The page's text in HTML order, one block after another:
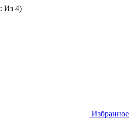
Из 4)
Избранное